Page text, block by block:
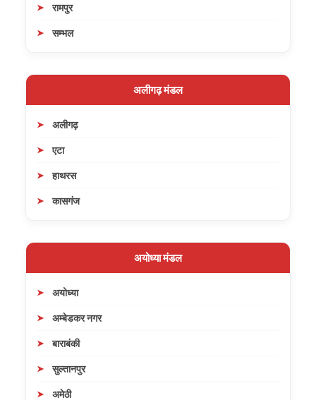
रामपुर
सम्भल
अलीगढ़ मंडल
अलीगढ़
एटा
हाथरस
कासगंज
अयोध्या मंडल
अयोध्या
अम्बेडकर नगर
बाराबंकी
सुल्तानपुर
अमेठी